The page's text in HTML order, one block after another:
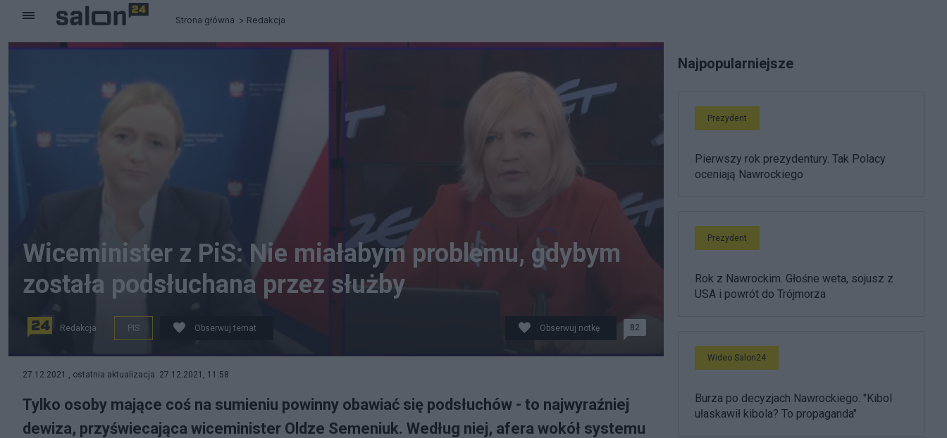
Strona główna Redakcja
Wiceminister z PiS: Nie miałabym problemu, gdybym
została podsłuchana przez służby
Redakcja PIS Obserwuj temat Obserwuj notkę 82
27.12.2021 , ostatnia aktualizacja: 27.12.2021, 11:58
Tylko osoby mające coś na sumieniu powinny obawiać się podsłuchów - to najwyraźniej
dewiza, przyświecająca wiceminister Oldze Semeniuk. Według niej, afera wokół systemu
Najpopularniejsze
Prezydent
Pierwszy rok prezydentury. Tak Polacy
oceniają Nawrockiego
Prezydent
Rok z Nawrockim. Głośne weta, sojusz z
USA i powrót do Trójmorza
Wideo Salon24
Burza po decyzjach Nawrockiego. "Kibol
ułaskawił kibola? To propaganda"